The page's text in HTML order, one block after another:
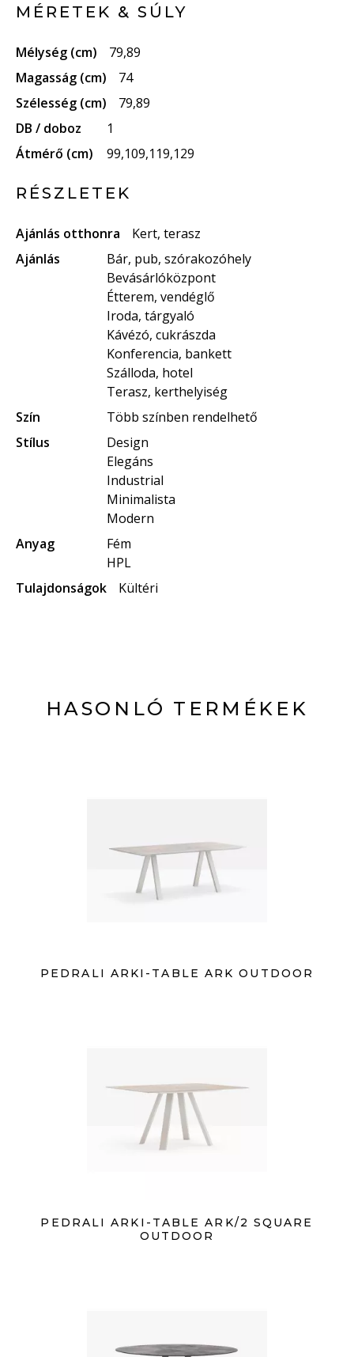
MÉRETEK & SÚLY
Mélység (cm)
79,89
Magasság (cm)
74
Szélesség (cm)
79,89
DB / doboz
1
Átmérő (cm)
99,109,119,129
RÉSZLETEK
Ajánlás otthonra
Kert, terasz
Ajánlás
Bár, pub, szórakozóhely
Bevásárlóközpont
Étterem, vendéglő
Iroda, tárgyaló
Kávézó, cukrászda
Konferencia, bankett
Szálloda, hotel
Terasz, kerthelyiség
Szín
Több színben rendelhető
Stílus
Design
Elegáns
Industrial
Minimalista
Modern
Anyag
Fém
HPL
Tulajdonságok
Kültéri
HASONLÓ TERMÉKEK
PEDRALI ARKI-TABLE ARK OUTDOOR
PEDRALI ARKI-TABLE ARK/2 SQUARE
OUTDOOR